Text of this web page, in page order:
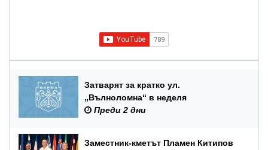
Затварят за кратко ул.
„Вълноломна“ в неделя
Преди 2 дни
Заместник-кметът Пламен Китипов